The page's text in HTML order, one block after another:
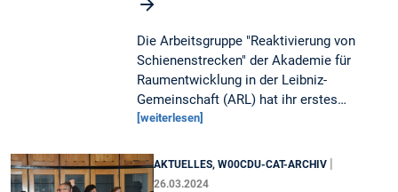
Die Arbeitsgruppe "Reaktivierung von
Schienenstrecken" der Akademie für
Raumentwicklung in der Leibniz-
Gemeinschaft (ARL) hat ihr erstes…
[weiterlesen]
AKTUELLES, W00CDU-CAT-ARCHIV |
26.03.2024